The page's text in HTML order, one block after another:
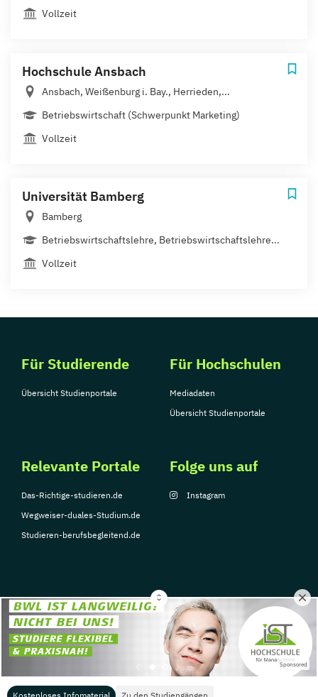
Sponsored
Vollzeit
Hochschule Ansbach
Ansbach, Weißenburg i. Bay., Herrieden,...
Betriebswirtschaft (Schwerpunkt Marketing)
Vollzeit
Universität Bamberg
Bamberg
Betriebswirtschaftslehre, Betriebswirtschaftslehre...
Vollzeit
Für Studierende
Übersicht Studienportale
Für Hochschulen
Mediadaten
Übersicht Studienportale
Relevante Portale
Das-Richtige-studieren.de
Wegweiser-duales-Studium.de
Studieren-berufsbegleitend.de
Folge uns auf
Instagram
© Copyright 2026, TarGroup Media GmbH
Impressum
Datenschutzerklärung Nutzungsbedingungen